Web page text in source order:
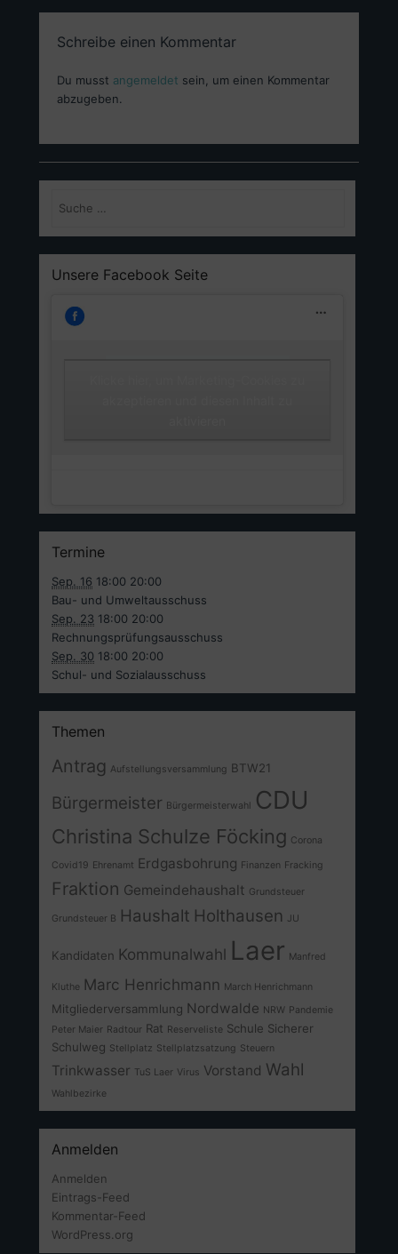
Schreibe einen Kommentar
Du musst angemeldet sein, um einen Kommentar
abzugeben.
Unsere Facebook Seite
Termine
Sep. 16 18:00 20:00
Bau- und Umweltausschuss
Sep. 23 18:00 20:00
Rechnungsprüfungsausschuss
Sep. 30 18:00 20:00
Schul- und Sozialausschuss
Themen
Antrag Aufstellungsversammlung BTW21
Bürgermeister Bürgermeisterwahl CDU
Christina Schulze Föcking Corona
Covid19 Ehrenamt Erdgasbohrung Finanzen Fracking
Fraktion Gemeindehaushalt Grundsteuer
Grundsteuer B Haushalt Holthausen JU
Kandidaten Kommunalwahl Laer Manfred
Kluthe Marc Henrichmann March Henrichmann
Mitgliederversammlung Nordwalde NRW Pandemie
Peter Maier Radtour Rat Reserveliste Schule Sicherer
Schulweg Stellplatz Stellplatzsatzung Steuern
Trinkwasser TuS Laer Virus Vorstand Wahl
Wahlbezirke
Anmelden
Anmelden
Eintrags-Feed
Kommentar-Feed
WordPress.org